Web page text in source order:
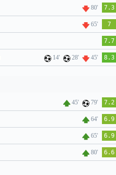
80' 7.3
65' 7
7.7
14' 28' 45' 8.3
45' 79' 7.2
64' 6.9
65' 6.9
80' 6.6